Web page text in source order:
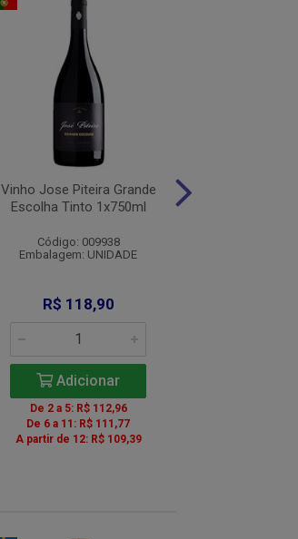
Vinho Jose Piteira Grande
Escolha Tinto 1x750ml
Código: 009938
Embalagem: UNIDADE
R$ 118,90
Adicionar
De 2 a 5: R$ 112,96
De 6 a 11: R$ 111,77
A partir de 12: R$ 109,39